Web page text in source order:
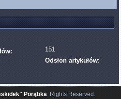
151
Odsłon artykułów:
Porąbka Rights Reserved.